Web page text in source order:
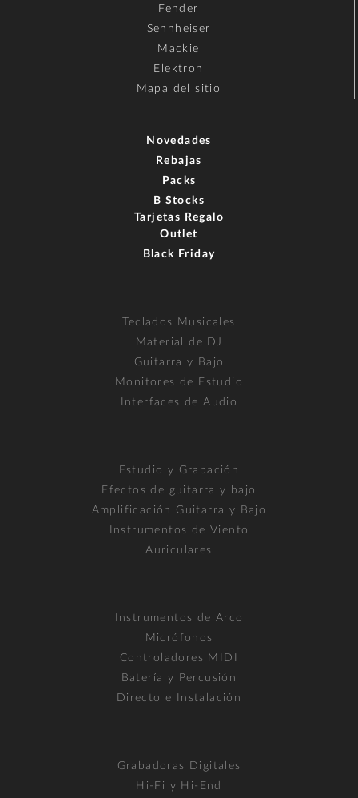
Fender
Sennheiser
Mackie
Elektron
Mapa del sitio
Novedades
Rebajas
Packs
B Stocks
Tarjetas Regalo
Outlet
Black Friday
Teclados Musicales
Material de DJ
Guitarra y Bajo
Monitores de Estudio
Interfaces de Audio
Estudio y Grabación
Efectos de guitarra y bajo
Amplificación Guitarra y Bajo
Instrumentos de Viento
Auriculares
Instrumentos de Arco
Micrófonos
Controladores MIDI
Batería y Percusión
Directo e Instalación
Grabadoras Digitales
Hi-Fi y Hi-End